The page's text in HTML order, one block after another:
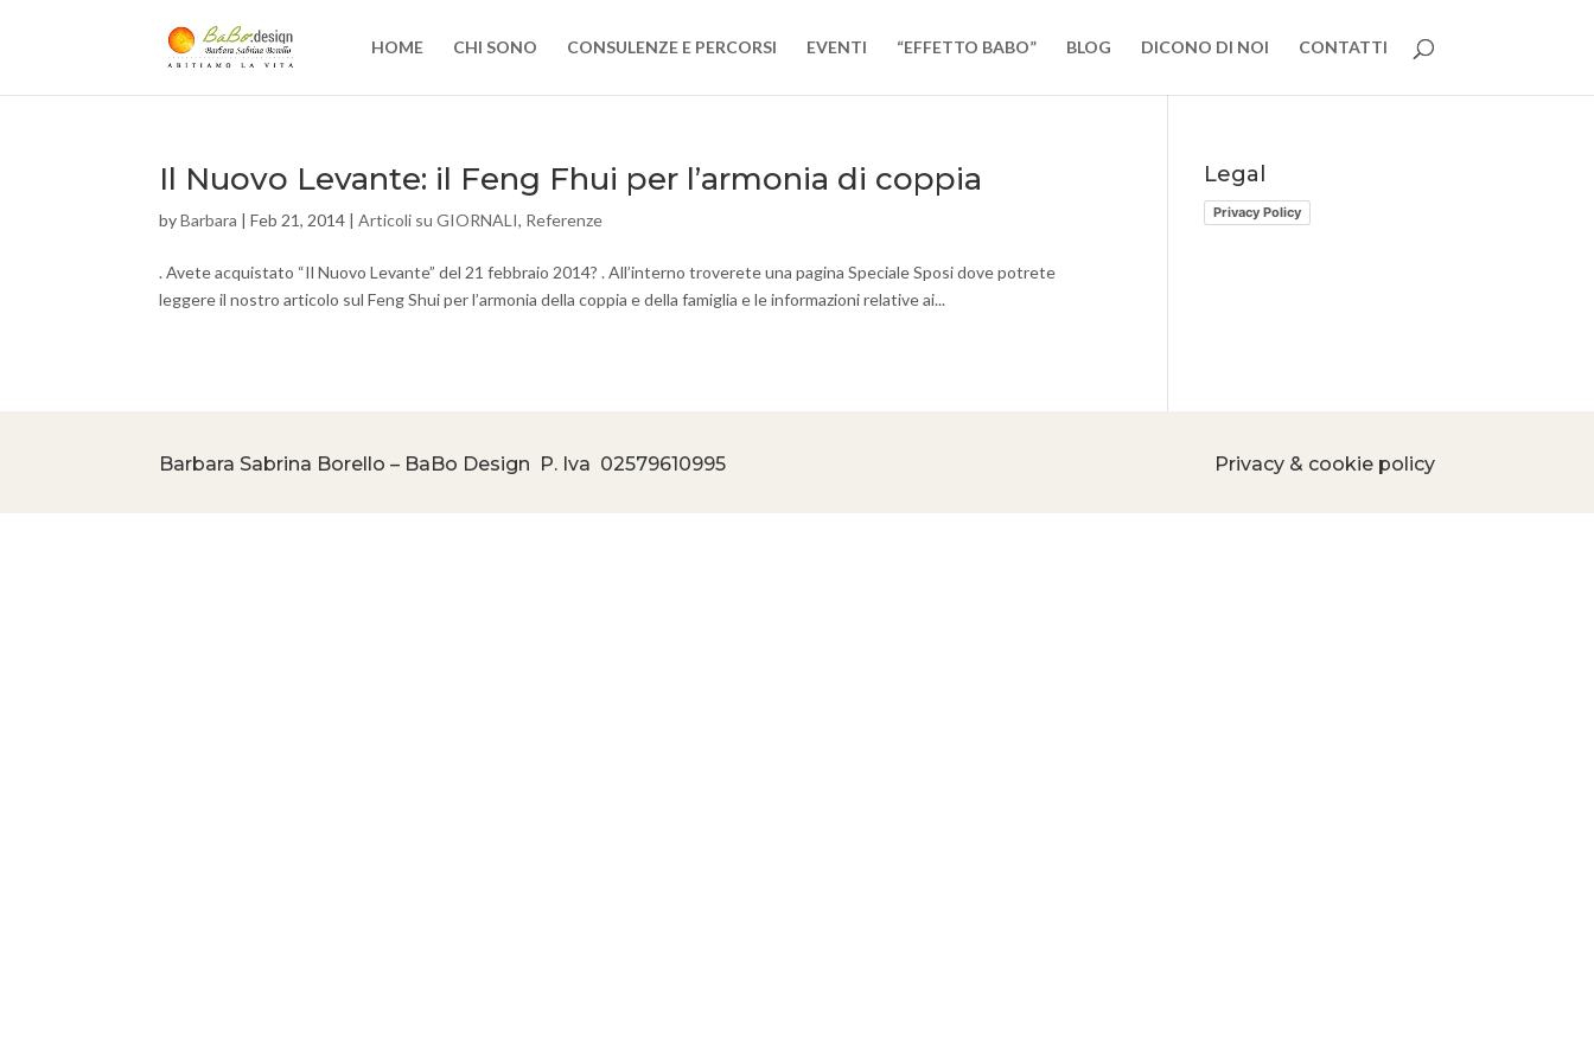
HOME CHI SONO CONSULENZE E PERCORSI EVENTI “EFFETTO BABO” BLOG DICONO DI NOI CONTATTI
Il Nuovo Levante: il Feng Fhui per l’armonia di coppia
byBarbara |Feb 21, 2014 |Articoli su GIORNALI, Referenze
. Avete acquistato “Il Nuovo Levante” del 21 febbraio 2014? . All’interno troverete una pagina Speciale Sposi dove potrete
leggere il nostro articolo sul Feng Shui per l’armonia della coppia e della famiglia e le informazioni relative ai...
Legal
Privacy Policy
Barbara Sabrina Borello – BaBo Design P. Iva 02579610995 Privacy & cookie policy